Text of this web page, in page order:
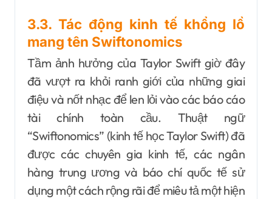
3.3. Tác động kinh tế khổng lồ
mang tên Swiftonomics
Tầm ảnh hưởng của Taylor Swift giờ đây
đã vượt ra khỏi ranh giới của những giai
điệu và nốt nhạc để len lỏi vào các báo cáo
tài chính toàn cầu. Thuật ngữ
“Swiftonomics” (kinh tế học Taylor Swift) đã
được các chuyên gia kinh tế, các ngân
hàng trung ương và báo chí quốc tế sử
dụng một cách rộng rãi để miêu tả một hiện